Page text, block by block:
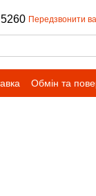
Передзвонити
Обмін та